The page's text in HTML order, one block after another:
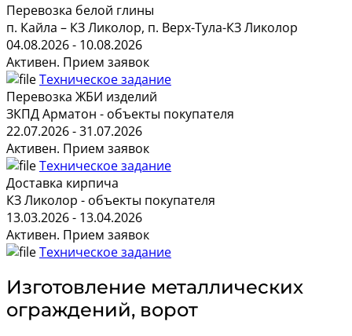
Перевозка белой глины
п. Кайла – КЗ Ликолор, п. Верх-Тула-КЗ Ликолор
04.08.2026 - 10.08.2026
Активен. Прием заявок
Техническое задание
Перевозка ЖБИ изделий
ЗКПД Арматон - объекты покупателя
22.07.2026 - 31.07.2026
Активен. Прием заявок
Техническое задание
Доставка кирпича
КЗ Ликолор - объекты покупателя
13.03.2026 - 13.04.2026
Активен. Прием заявок
Техническое задание
Изготовление металлических
ограждений, ворот